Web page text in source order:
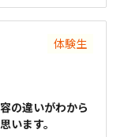
体験生
の違いがわから
います。